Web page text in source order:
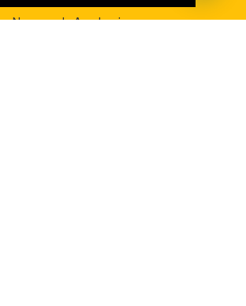
Normas da Academia